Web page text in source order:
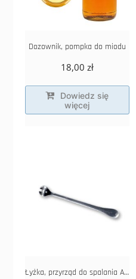
Dozownik, pompka do miodu
18,00 zł
Dowiedz się
więcej
Łyżka, przyrząd do spalania APIWAROLu